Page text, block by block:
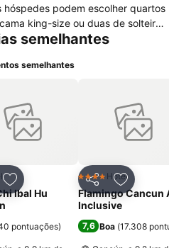
king-size ou duas de solteiro.
ar-condicionado, cofre, minibar e
os turistas podem fazer
de diversos restaurantes, como o
e outras refeições, o italiano La
bares complementam a oferta
centro da cidade e a dez
Plaza.
semelhantes
semelhantes
Adicionar aos favoritos
Ibal Hu
pontuações)
Partilhar
4 EstrelasHotel
Flamingo Cancun
Inclusive
7,6 Boa (17.308